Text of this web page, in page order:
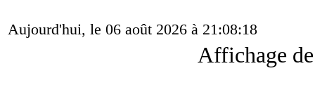
Aujourd'hui, le 06 août 2026 à 21:08:18
Affichage